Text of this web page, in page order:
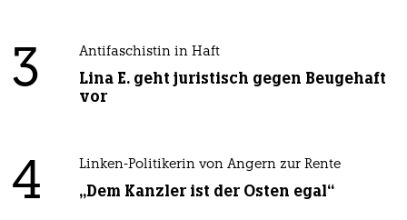
3 Antifaschistin in Haft
Lina E. geht juristisch gegen Beugehaft
vor
4 Linken-Politikerin von Angern zur Rente
„Dem Kanzler ist der Osten egal“